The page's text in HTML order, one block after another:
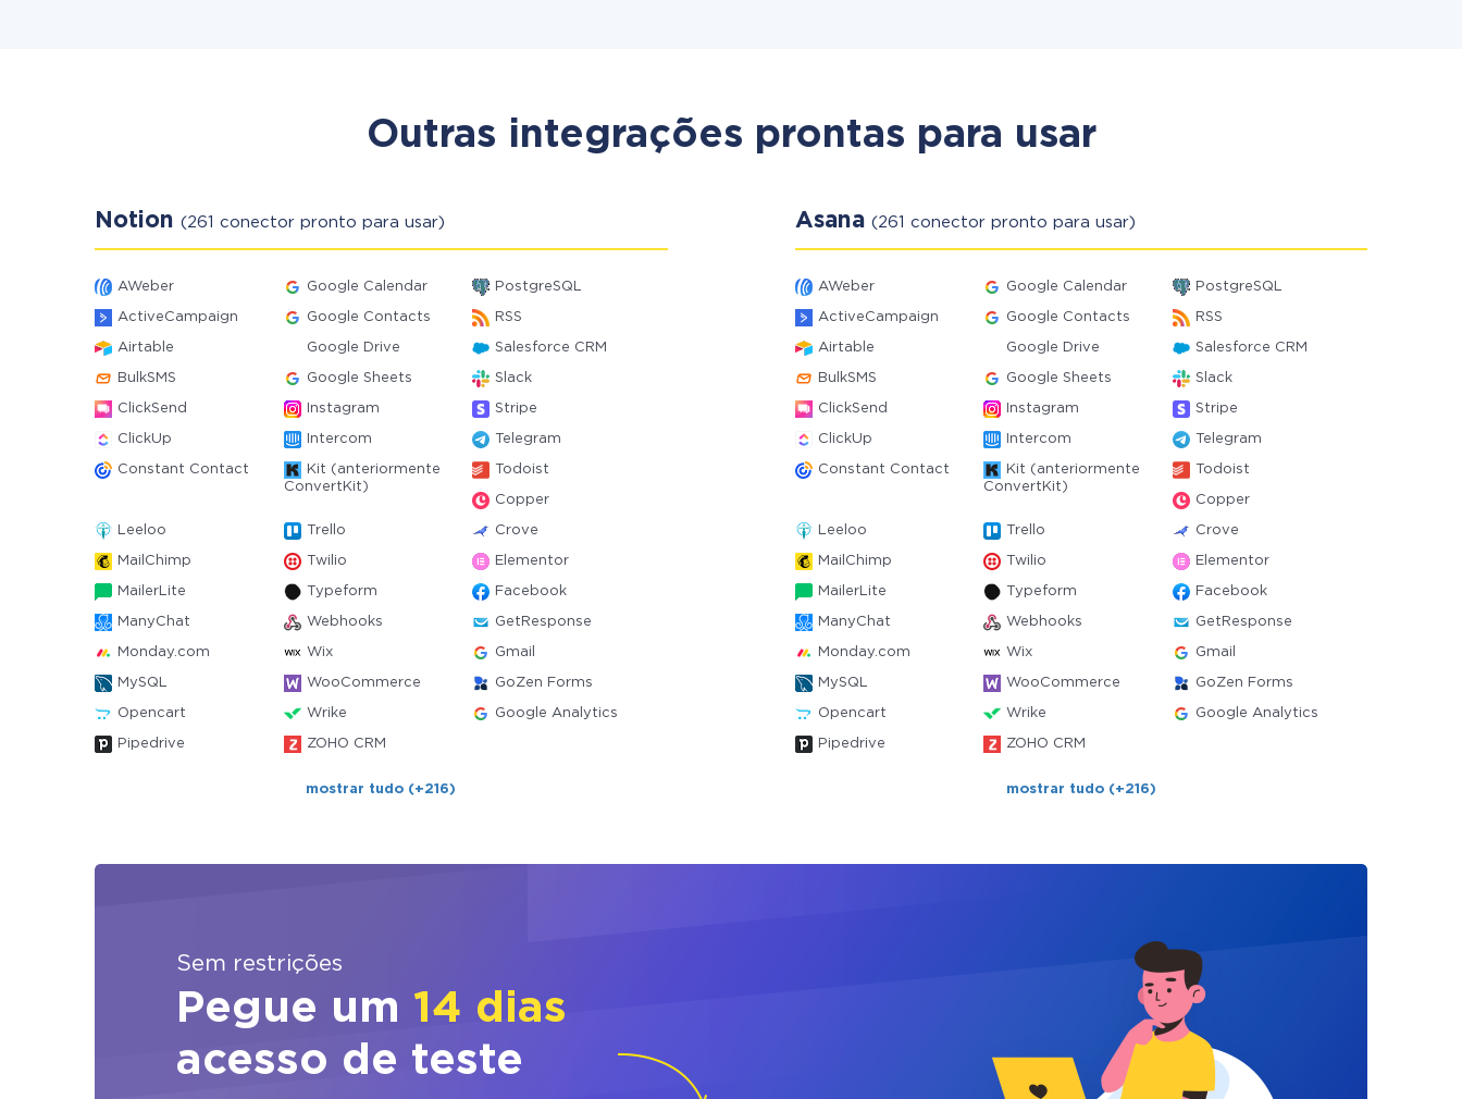
Outras integrações prontas para usar
Notion (261 conector pronto para usar)
AWeber Google Calendar PostgreSQL
ActiveCampaign Google Contacts RSS
Airtable Google Drive Salesforce CRM
BulkSMS Google Sheets Slack
ClickSend Instagram Stripe
ClickUp Intercom Telegram
Constant Contact
Kit (anteriormente
ConvertKit)
Todoist
Copper
Leeloo Trello Crove
MailChimp Twilio Elementor
MailerLite Typeform Facebook
ManyChat Webhooks GetResponse
Monday.com Wix Gmail
MySQL WooCommerce GoZen Forms
Opencart Wrike Google Analytics
Pipedrive ZOHO CRM
mostrar tudo (+216)
Asana (261 conector pronto para usar)
AWeber Google Calendar PostgreSQL
ActiveCampaign Google Contacts RSS
Airtable Google Drive Salesforce CRM
BulkSMS Google Sheets Slack
ClickSend Instagram Stripe
ClickUp Intercom Telegram
Constant Contact
Kit (anteriormente
ConvertKit)
Todoist
Copper
Leeloo Trello Crove
MailChimp Twilio Elementor
MailerLite Typeform Facebook
ManyChat Webhooks GetResponse
Monday.com Wix Gmail
MySQL WooCommerce GoZen Forms
Opencart Wrike Google Analytics
Pipedrive ZOHO CRM
mostrar tudo (+216)
Sem restrições
Pegue um 14 dias
acesso de teste